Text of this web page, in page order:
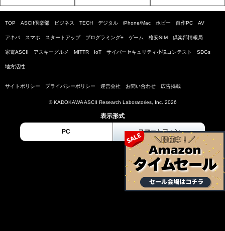
TOP ASCII倶楽部 ビジネス TECH デジタル iPhone/Mac ホビー 自作PC AV
アキバ スマホ スタートアップ プログラミング+ ゲーム 格安SIM 倶楽部情報局
家電ASCII アスキーグルメ MITTR IoT サイバーセキュリティ小説コンテスト SDGs
地方活性
サイトポリシー プライバシーポリシー 運営会社 お問い合わせ 広告掲載
© KADOKAWA ASCII Research Laboratories, Inc. 2026
表示形式
PC スマートフォン